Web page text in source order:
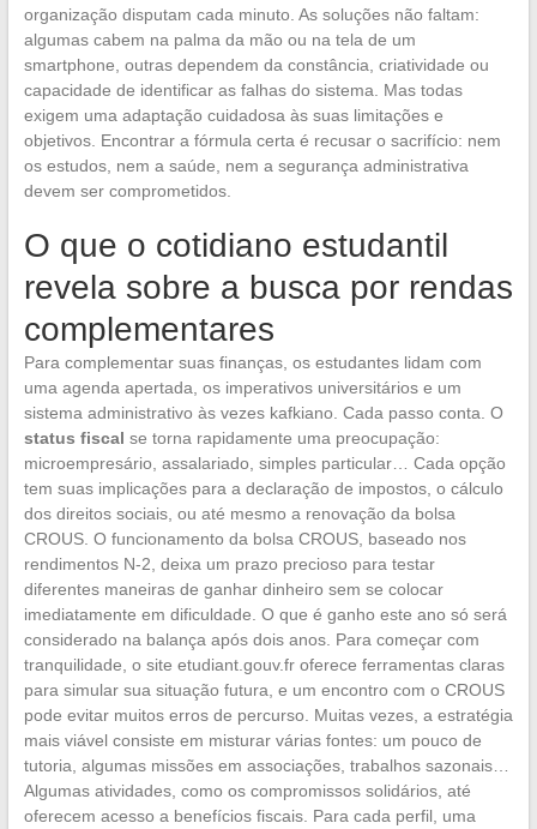
organização disputam cada minuto. As soluções não faltam:
algumas cabem na palma da mão ou na tela de um
smartphone, outras dependem da constância, criatividade ou
capacidade de identificar as falhas do sistema. Mas todas
exigem uma adaptação cuidadosa às suas limitações e
objetivos. Encontrar a fórmula certa é recusar o sacrifício: nem
os estudos, nem a saúde, nem a segurança administrativa
devem ser comprometidos.
O que o cotidiano estudantil
revela sobre a busca por rendas
complementares
Para complementar suas finanças, os estudantes lidam com
uma agenda apertada, os imperativos universitários e um
sistema administrativo às vezes kafkiano. Cada passo conta. O
status fiscal se torna rapidamente uma preocupação:
microempresário, assalariado, simples particular… Cada opção
tem suas implicações para a declaração de impostos, o cálculo
dos direitos sociais, ou até mesmo a renovação da bolsa
CROUS. O funcionamento da bolsa CROUS, baseado nos
rendimentos N-2, deixa um prazo precioso para testar
diferentes maneiras de ganhar dinheiro sem se colocar
imediatamente em dificuldade. O que é ganho este ano só será
considerado na balança após dois anos. Para começar com
tranquilidade, o site etudiant.gouv.fr oferece ferramentas claras
para simular sua situação futura, e um encontro com o CROUS
pode evitar muitos erros de percurso. Muitas vezes, a estratégia
mais viável consiste em misturar várias fontes: um pouco de
tutoria, algumas missões em associações, trabalhos sazonais…
Algumas atividades, como os compromissos solidários, até
oferecem acesso a benefícios fiscais. Para cada perfil, uma